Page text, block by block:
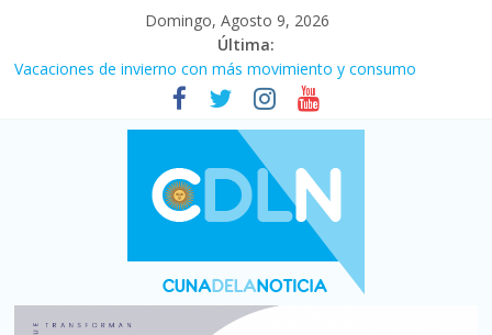
Domingo, Agosto 9, 2026
Última:
Vacaciones de invierno con más movimiento y consumo
turístico: 4,6 millones de personas viajaron por el país, un 5,9%
El agro argentino logró un récord histórico de exportaciones en
el primer semestre de 2026
Duelo internacional: Falleció Jorge Messi, el papá de Leo
La morosidad alcanzó su nivel más alto en dos décadas y ya
Desde que asumió Milei cerraron 41.000 kioscos: el sector
denuncia crisis como en 2001